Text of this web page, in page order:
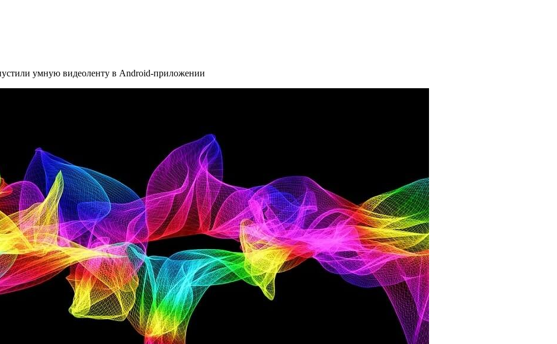
умную видеоленту в Android-приложении